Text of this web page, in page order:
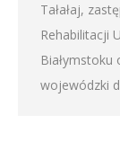
Tałałaj,
Rehabilitacji
wojewódzki